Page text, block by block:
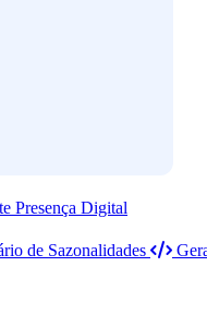
Presença Digital
de Sazonalidades